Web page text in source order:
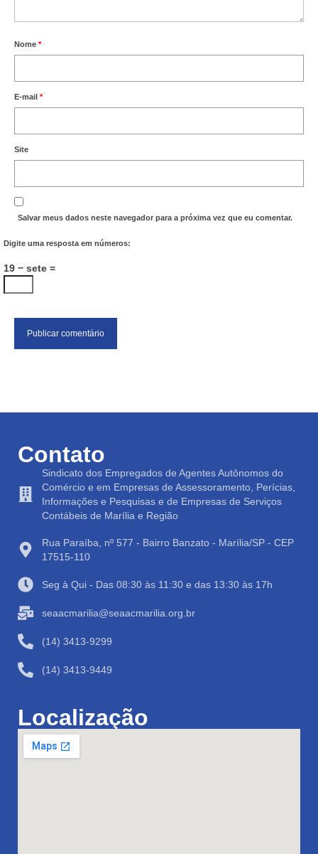
Nome *
E-mail *
Site
Salvar meus dados neste navegador para a próxima vez que eu comentar.
Digite uma resposta em números:
19 − sete =
Contato
Sindicato dos Empregados de Agentes Autônomos do
Comércio e em Empresas de Assessoramento, Perícias,
Informações e Pesquisas e de Empresas de Serviços
Contábeis de Marília e Região
Rua Paraíba, nº 577 - Bairro Banzato - Marília/SP - CEP
17515-110
Seg à Qui - Das 08:30 às 11:30 e das 13:30 às 17h
seaacmarilia@seaacmarilia.org.br
(14) 3413-9299
(14) 3413-9449
Localização